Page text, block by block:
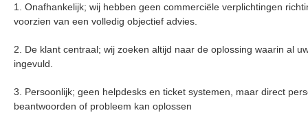
1. Onafhankelijk; wij hebben geen commerciële verplichtingen
voorzien van een volledig objectief advies.
2. De klant centraal; wij zoeken altijd naar de oplossing waarin al
ingevuld.
3. Persoonlijk; geen helpdesks en ticket systemen, maar direct
beantwoorden of probleem kan oplossen